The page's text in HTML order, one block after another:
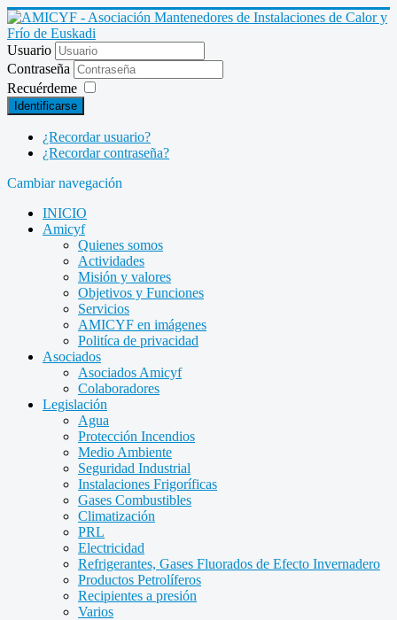
Usuario
Contraseña
Recuérdeme
Identificarse
¿Recordar usuario?
¿Recordar contraseña?
Cambiar navegación
INICIO
Amicyf
Quienes somos
Actividades
Misión y valores
Objetivos y Funciones
Servicios
AMICYF en imágenes
Politíca de privacidad
Asociados
Asociados Amicyf
Colaboradores
Legislación
Agua
Protección Incendios
Medio Ambiente
Seguridad Industrial
Instalaciones Frigoríficas
Gases Combustibles
Climatización
PRL
Electricidad
Refrigerantes, Gases Fluorados de Efecto Invernadero
Productos Petrolíferos
Recipientes a presión
Varios